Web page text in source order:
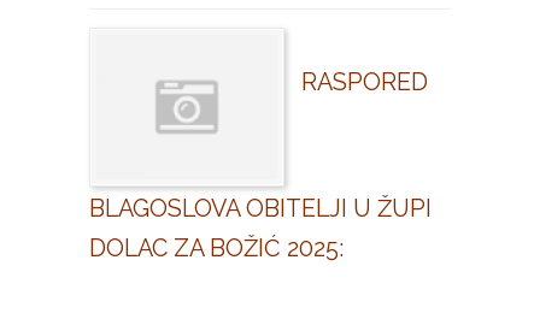
RASPORED
BLAGOSLOVA OBITELJI U ŽUPI
DOLAC ZA BOŽIĆ 2025: